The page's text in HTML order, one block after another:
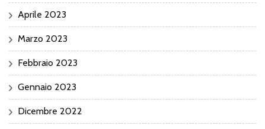
Aprile 2023
Marzo 2023
Febbraio 2023
Gennaio 2023
Dicembre 2022